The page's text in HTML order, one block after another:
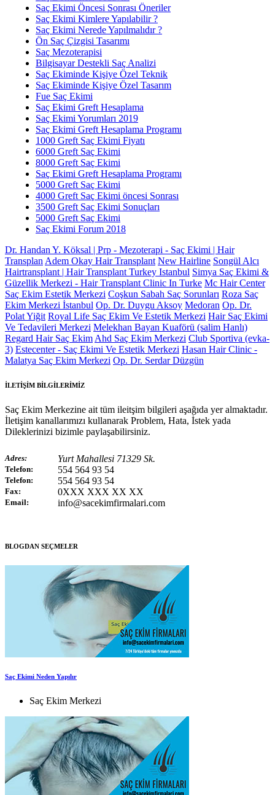
Saç Ekimi Öncesi Sonrası Öneriler
Saç Ekimi Kimlere Yapılabilir ?
Saç Ekimi Nerede Yapılmalıdır ?
Ön Saç Çizgisi Tasarımı
Saç Mezoterapisi
Bilgisayar Destekli Saç Analizi
Saç Ekiminde Kişiye Özel Teknik
Saç Ekiminde Kişiye Özel Tasarım
Fue Saç Ekimi
Saç Ekimi Greft Hesaplama
Saç Ekimi Yorumları 2019
Saç Ekimi Greft Hesaplama Programı
1000 Greft Saç Ekimi Fiyatı
6000 Greft Saç Ekimi
8000 Greft Saç Ekimi
Saç Ekimi Greft Hesaplama Programı
5000 Greft Saç Ekimi
4000 Greft Saç Ekimi öncesi Sonrası
3500 Greft Saç Ekimi Sonuçları
5000 Greft Saç Ekimi
Saç Ekimi Forum 2018
Dr. Handan Y. Köksal | Prp - Mezoterapi - Saç Ekimi | Hair
Transplan Adem Okay Hair Transplant New Hairline Songül Alcı
Hairtransplant | Hair Transplant Turkey Istanbul Simya Saç Ekimi &
Güzellik Merkezi - Hair Transplant Clinic In Turke Mc Hair Center
Saç Ekim Estetik Merkezi Coşkun Sabah Saç Sorunları Roza Saç
Ekim Merkezi İstanbul Op. Dr. Duygu Aksoy Medoran Op. Dr.
Polat Yiğit Royal Life Saç Ekim Ve Estetik Merkezi Hair Saç Ekimi
Ve Tedavileri Merkezi Melekhan Bayan Kuaförü (salim Hanlı)
Regard Hair Saç Ekim Ahd Saç Ekim Merkezi Club Sportiva (evka-
3) Estecenter - Saç Ekimi Ve Estetik Merkezi Hasan Hair Clinic -
Malatya Saç Ekim Merkezi Op. Dr. Serdar Düzgün
İLETİŞİM BİLGİLERİMİZ
Saç Ekim Merkezine ait tüm ileitşim bilgileri aşağıda yer almaktadır.
İletişim kanallarımızı kullanarak Problem, Hata, İstek yada
Dileklerinizi bizimle paylaşabilirsiniz.
Adres: Yurt Mahallesi 71329 Sk.
Telefon: 554 564 93 54
Telefon: 554 564 93 54
Fax: 0XXX XXX XX XX
Email: info@sacekimfirmalari.com
BLOGDAN SEÇMELER
Saç Ekimi Neden Yapılır
Saç Ekim Merkezi